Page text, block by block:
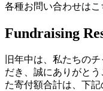
各種お問い合わせはこ
Fundraising
旧年中は、私たちの
だき、誠にありがと
た寄付額合計は、下